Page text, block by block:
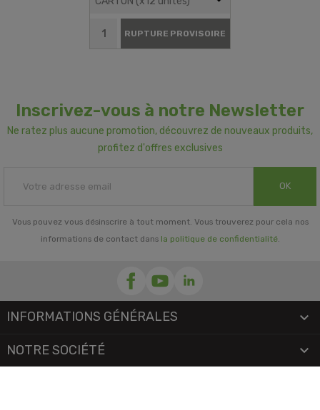
RUPTURE PROVISOIRE
Inscrivez-vous à notre Newsletter
Ne ratez plus aucune promotion, découvrez de nouveaux produits,
profitez d'offres exclusives
OK
Vous pouvez vous désinscrire à tout moment. Vous trouverez pour cela nos
informations de contact dans la politique de confidentialité.
INFORMATIONS GÉNÉRALES 
NOTRE SOCIÉTÉ 